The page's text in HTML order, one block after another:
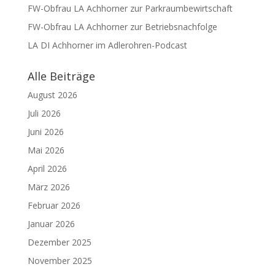
FW-Obfrau LA Achhorner zur Parkraumbewirtschaft
FW-Obfrau LA Achhorner zur Betriebsnachfolge
LA DI Achhorner im Adlerohren-Podcast
Alle Beiträge
August 2026
Juli 2026
Juni 2026
Mai 2026
April 2026
März 2026
Februar 2026
Januar 2026
Dezember 2025
November 2025